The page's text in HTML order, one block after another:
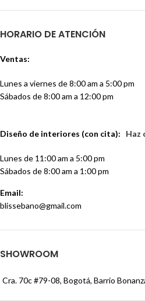
HORARIO DE ATENCIÓN
Ventas:
Lunes a viernes de 8:00 am a 5:00 pm
Sábados de 8:00 am a 12:00 pm
Diseño de interiores (con cita): Haz
Lunes de 11:00 am a 5:00 pm
Sábados de 8:00 am a 1:00 pm
Email:
blissebano@gmail.com
SHOWROOM
Cra. 70c #79-08, Bogotá, Barrio